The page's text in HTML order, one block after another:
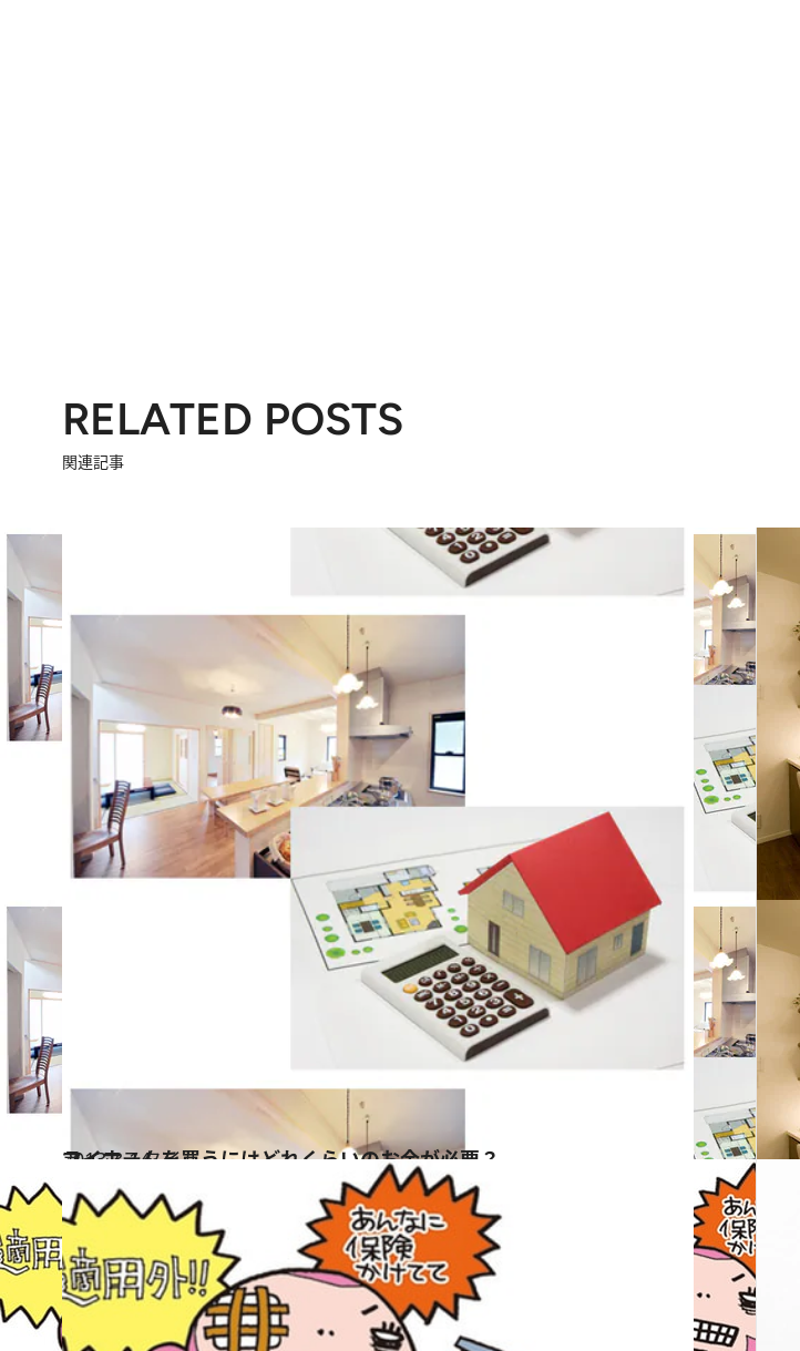
RELATED POSTS
関連記事
2013.3.14
マイホームを買うにはどれくらいのお金が必要？
ライフスタイル